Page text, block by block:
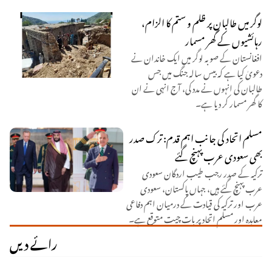
لوگر میں طالبان پر ظلم و ستم کا الزام،
رہائشیوں کے گھر مسمار
افغانستان کے صوبہ لوگر میں ایک خاندان نے
دعویٰ کیا ہے کہ بیس سالہ جنگ میں جس
طالبان کی انہوں نے مدد کی، آج انہی نے ان
کا گھر مسمار کر دیا ہے۔
مسلم اتحاد کی جانب اہم قدم: ترک صدر
بھی سعودی عرب پہنچ گئے
ترکیہ کے صدر رجب طیب اردگان سعودی
عرب پہنچ گئے ہیں، جہاں پاکستان، سعودی
عرب اور ترکیہ کی قیادت کے درمیان اہم دفاعی
معاہدہ اور مسلم اتحاد پر بات چیت متوقع ہے۔
رائے دیں